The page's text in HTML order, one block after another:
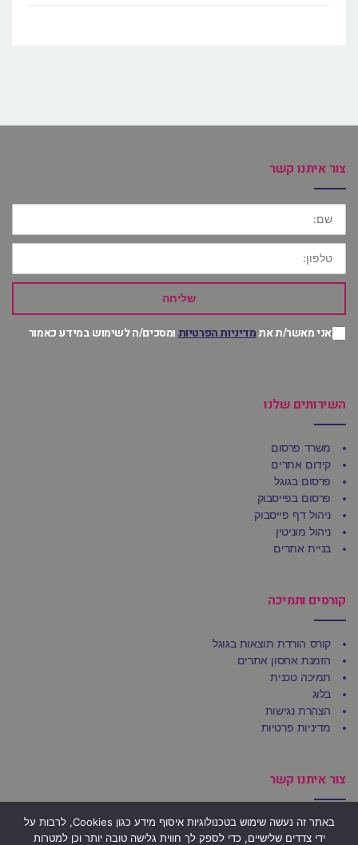
צור איתנו קשר
שם:
טלפון:
שליחה
אני מאשר/ת אתמדיניות הפרטיותומסכים/ה לשימוש במידע כאמור
השירותים שלנו
משרד פרסום
קידום אתרים
פרסום בגוגל
פרסום בפייסבוק
ניהול דף פייסבוק
ניהול מוניטין
בניית אתרים
קורסים ותמיכה
קורס הורדת תוצאות בגוגל
הזמנת אחסון אתרים
תמיכה טכנית
בלוג
הצהרת נגישות
מדיניות פרטיות
צור איתנו קשר
משרדי Ufirst
באתר זה נעשה שימוש בטכנולוגיות איסוף מידע כגון Cookies, לרבות על
ידי צדדים שלישיים, כדי לספק לך חווית גלישה טובה יותר וכן למטרות